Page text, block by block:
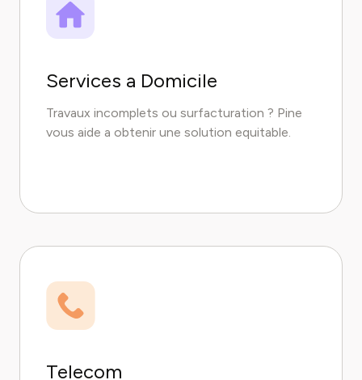
Services a Domicile
Travaux incomplets ou surfacturation ? Pine
vous aide a obtenir une solution equitable.
Telecom